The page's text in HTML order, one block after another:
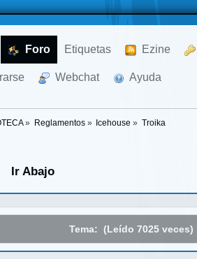
Foro Etiquetas Ezine
Webchat Ayuda
» Reglamentos» Icehouse » Troika
Ir Abajo
Tema: (Leído 7025 veces)